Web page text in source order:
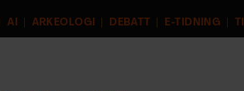
AI ARKEOLOGI DEBATT E-TIDNING